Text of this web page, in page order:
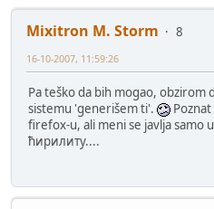
Mixitron M. Storm
8
16-10-2007, 11:59:26
Pa teško da bih mogao, obzirom
sistemu 'generišem ti'.
firefox-u, ali meni se javlja samo
ћирилиту....